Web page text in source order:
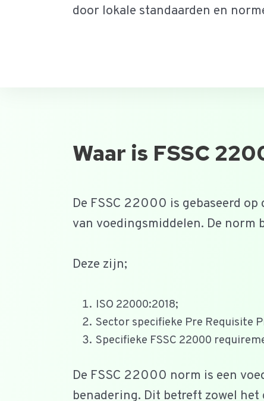
door lokale standaarden en
Waar is FSSC
De FSSC 22000 is gebaseerd
van voedingsmiddelen. De
Deze zijn;
ISO 22000:2018;
Sector specifieke Pre Requisite
Specifieke FSSC 22000
De FSSC 22000 norm is een
benadering. Dit betreft zowel